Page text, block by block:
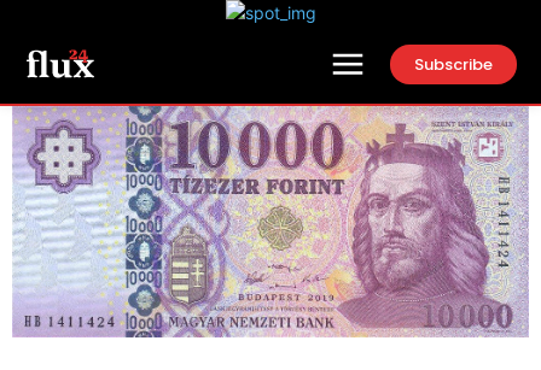
Subscribe